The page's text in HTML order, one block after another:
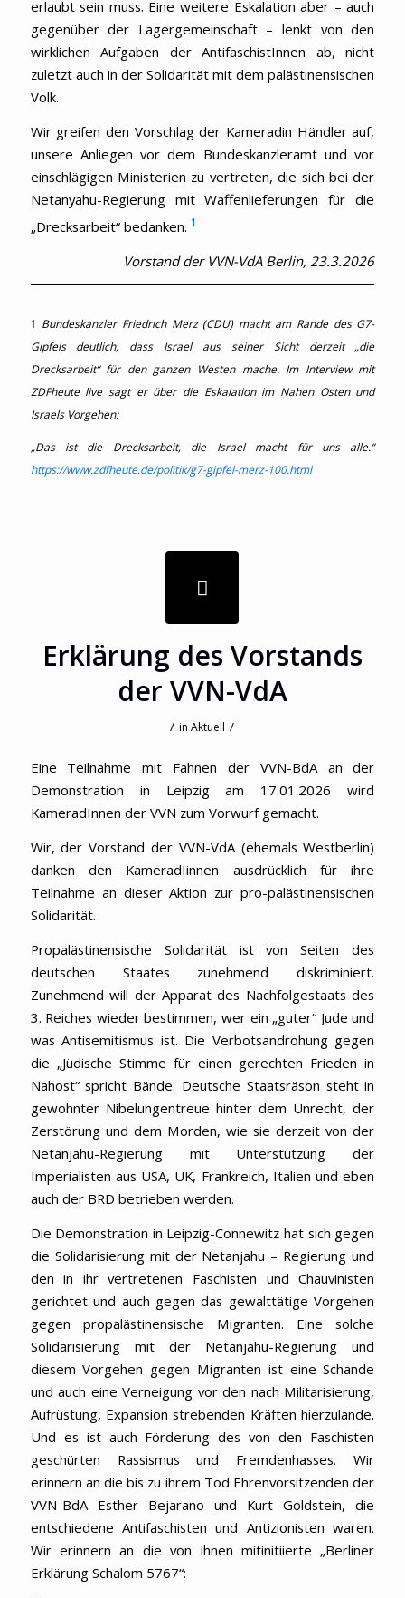
erlaubt sein muss. Eine weitere Eskalation aber – auch
gegenüber der Lagergemeinschaft – lenkt von den
wirklichen Aufgaben der AntifaschistInnen ab, nicht
zuletzt auch in der Solidarität mit dem palästinensischen
Volk.
Wir greifen den Vorschlag der Kameradin Händler auf,
unsere Anliegen vor dem Bundeskanzleramt und vor
einschlägigen Ministerien zu vertreten, die sich bei der
Netanyahu-Regierung mit Waffenlieferungen für die
„Drecksarbeit“ bedanken. 1
Vorstand der VVN-VdA Berlin, 23.3.2026
1 Bundeskanzler Friedrich Merz (CDU) macht am Rande des G7-
Gipfels deutlich, dass Israel aus seiner Sicht derzeit „die
Drecksarbeit“ für den ganzen Westen mache. Im Interview mit
ZDFheute live sagt er über die Eskalation im Nahen Osten und
Israels Vorgehen:
„Das ist die Drecksarbeit, die Israel macht für uns alle.“
https://www.zdfheute.de/politik/g7-gipfel-merz-100.html
Erklärung des Vorstands
der VVN-VdA
/ inAktuell /
Eine Teilnahme mit Fahnen der VVN-BdA an der
Demonstration in Leipzig am 17.01.2026 wird
KameradInnen der VVN zum Vorwurf gemacht.
Wir, der Vorstand der VVN-VdA (ehemals Westberlin)
danken den KameradIinnen ausdrücklich für ihre
Teilnahme an dieser Aktion zur pro-palästinensischen
Solidarität.
Propalästinensische Solidarität ist von Seiten des
deutschen Staates zunehmend diskriminiert.
Zunehmend will der Apparat des Nachfolgestaats des
3. Reiches wieder bestimmen, wer ein „guter“ Jude und
was Antisemitismus ist. Die Verbotsandrohung gegen
die „Jüdische Stimme für einen gerechten Frieden in
Nahost“ spricht Bände. Deutsche Staatsräson steht in
gewohnter Nibelungentreue hinter dem Unrecht, der
Zerstörung und dem Morden, wie sie derzeit von der
Netanjahu-Regierung mit Unterstützung der
Imperialisten aus USA, UK, Frankreich, Italien und eben
auch der BRD betrieben werden.
Die Demonstration in Leipzig-Connewitz hat sich gegen
die Solidarisierung mit der Netanjahu – Regierung und
den in ihr vertretenen Faschisten und Chauvinisten
gerichtet und auch gegen das gewalttätige Vorgehen
gegen propalästinensische Migranten. Eine solche
Solidarisierung mit der Netanjahu-Regierung und
diesem Vorgehen gegen Migranten ist eine Schande
und auch eine Verneigung vor den nach Militarisierung,
Aufrüstung, Expansion strebenden Kräften hierzulande.
Und es ist auch Förderung des von den Faschisten
geschürten Rassismus und Fremdenhasses. Wir
erinnern an die bis zu ihrem Tod Ehrenvorsitzenden der
VVN-BdA Esther Bejarano und Kurt Goldstein, die
entschiedene Antifaschisten und Antizionisten waren.
Wir erinnern an die von ihnen mitinitiierte „Berliner
Erklärung Schalom 5767“: